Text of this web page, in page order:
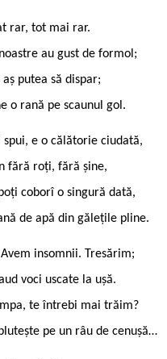
rar, tot mai rar.
au gust de formol;
aș putea să dispar;
o rană pe scaunul gol.
e o călătorie ciudată,
fără roți, fără șine,
coborî o singură dată,
de apă din gălețile pline.
insomnii. Tresărim;
voci uscate la ușă.
te întrebi mai trăim?
pe un râu de cenușă…